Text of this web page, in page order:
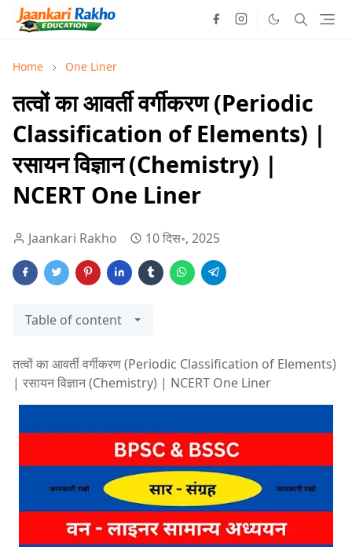
Home One Liner
तत्वों का आवर्ती वर्गीकरण (Periodic
Classification of Elements) |
रसायन विज्ञान (Chemistry) |
NCERT One Liner
Jaankari Rakho 10 दिस॰, 2025
Table of content
तत्वों का आवर्ती वर्गीकरण (Periodic Classification of Elements)
| रसायन विज्ञान (Chemistry) | NCERT One Liner